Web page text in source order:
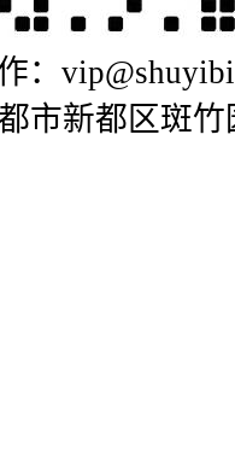
：
市新都区斑